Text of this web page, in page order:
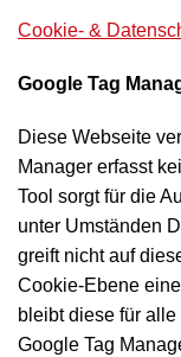
Cookie- &
Google Tag
Diese Webseite
Manager erfasst
Tool sorgt für die
unter Umständen
greift nicht auf
Cookie-Ebene
bleibt diese für
Google Tag